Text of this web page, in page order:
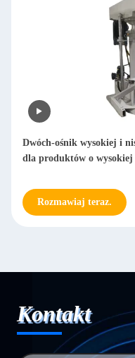
Dwóch-ośnik wysokiej i
dla produktów o wysokiej
Rozmawiaj teraz.
Kontakt